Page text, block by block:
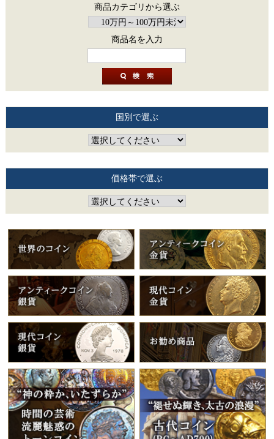
商品カテゴリから選ぶ
商品名を入力
国別で選ぶ
価格帯で選ぶ